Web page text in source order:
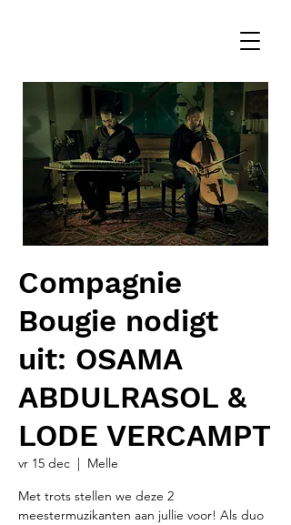
Compagnie
Bougie nodigt
uit: OSAMA
ABDULRASOL &
LODE VERCAMPT
vr 15 dec
  |
Melle
Met trots stellen we deze 2
meestermuzikanten aan jullie voor! Als duo